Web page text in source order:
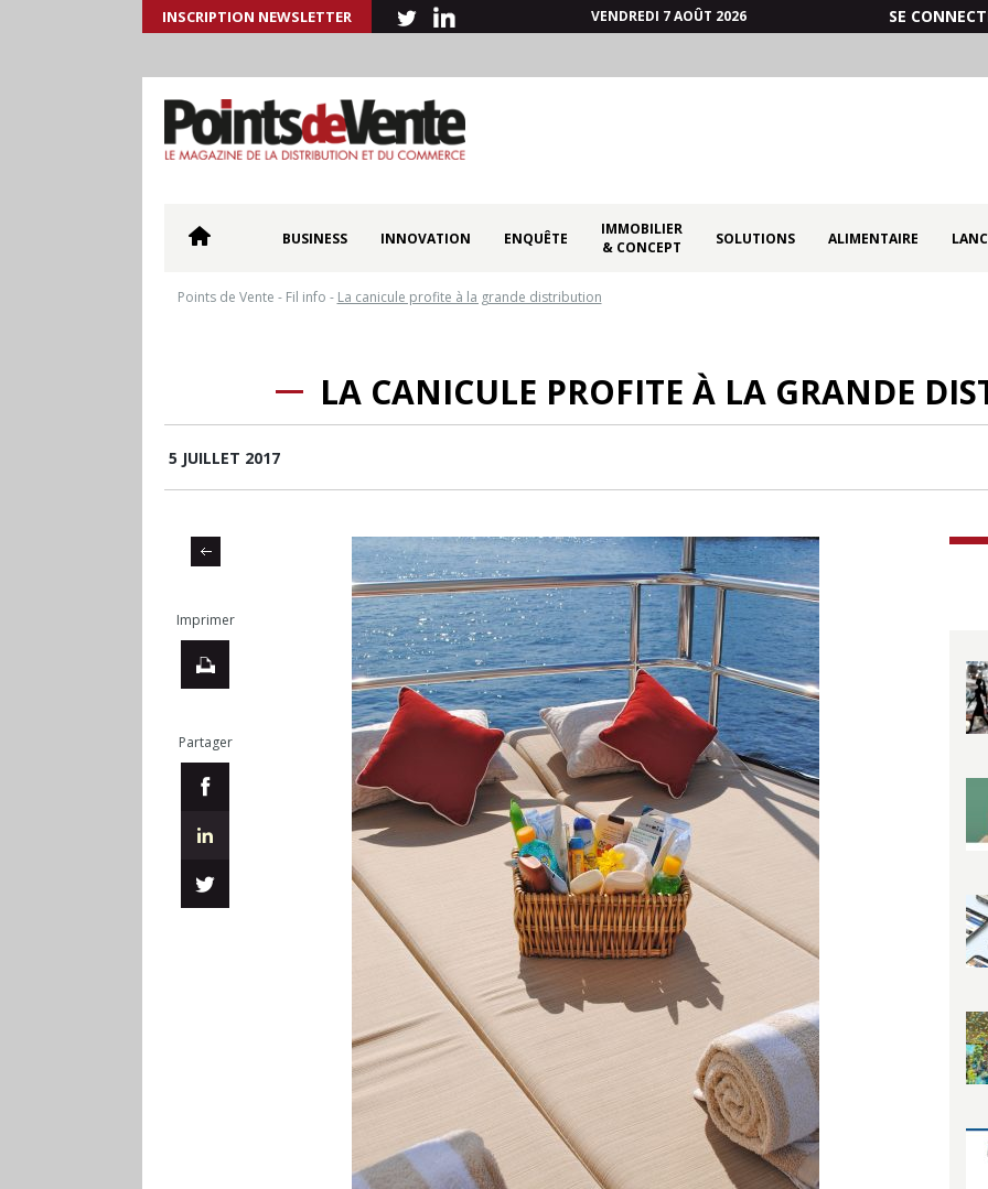
INSCRIPTION NEWSLETTER VENDREDI 7 AOÛT 2026 SE
BUSINESS INNOVATION ENQUÊTE
IMMOBILIER
& CONCEPT
SOLUTIONS ALIMENTAIRE
Points de Vente - Fil info - La canicule profite à la grande distribution
LA CANICULE PROFITE À LA GRANDE
5 JUILLET 2017
Imprimer
Partager